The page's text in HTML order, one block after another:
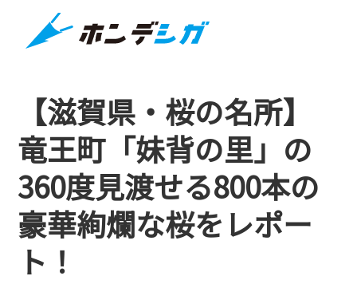
【滋賀県・桜の名所】
竜王町「妹背の里」の
360度見渡せる800本の
豪華絢爛な桜をレポー
ト！